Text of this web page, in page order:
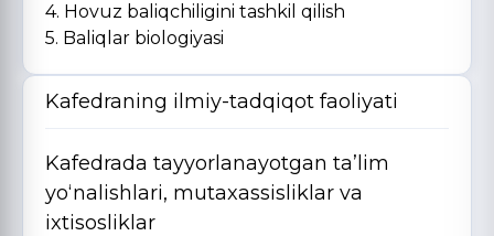
4. Hovuz baliqchiligini tashkil qilish
5. Baliqlar biologiyasi
Kafedraning ilmiy-tadqiqot faoliyati
Kafedrada tayyorlanayotgan ta’lim
yo‘nalishlari, mutaxassisliklar va
ixtisosliklar